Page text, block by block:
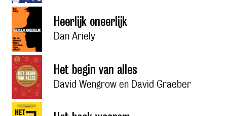
Heerlijk oneerlijk
Dan Ariely
Het begin van alles
David Wengrow en David Graeber